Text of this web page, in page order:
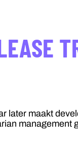
later maakt
management